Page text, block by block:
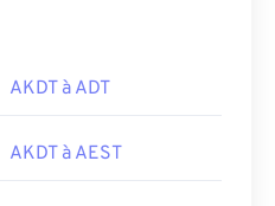
AKDT à ADT
AKDT à AEST